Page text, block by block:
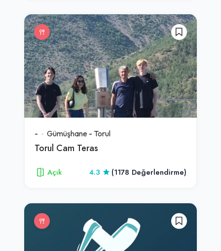
- Gümüşhane - Torul
Torul Cam Teras
Açık 4.3 (1178 Değerlendirme)